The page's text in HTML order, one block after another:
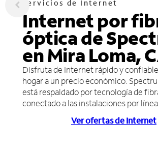
Servicios de Internet
Internet por
óptica de
en Mira Loma,
Disfruta de Internet rápido y
hogar a un precio económico.
está respaldado por tecnología de
conectado a las instalaciones por
Ver ofertas de Internet